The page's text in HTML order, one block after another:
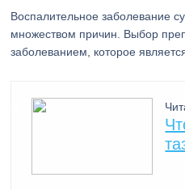
Воспалительное заболевание
множеством причин. Выбор
заболеванием, которое